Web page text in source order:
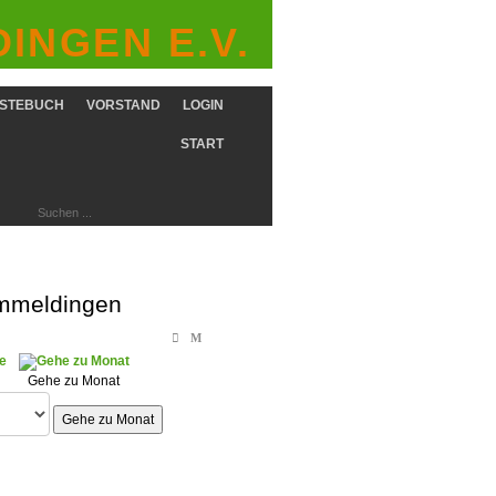
E.V.
LOGIN
VORSTAND
START
Gehe zu Monat
Gehe zu Monat